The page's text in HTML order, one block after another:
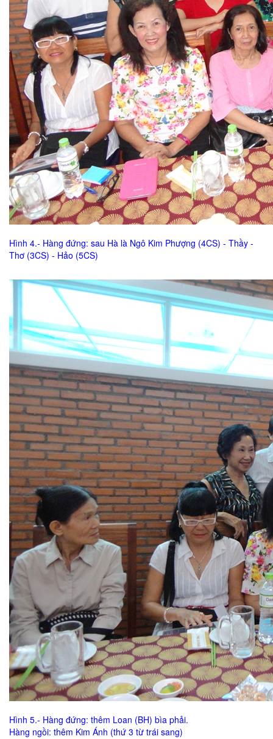
Hình 4.- Hàng đứng: sau Hà là Ngô Kim Phượng (4CS) - Thầy -
Thơ (3CS) - Hảo (5CS)
Hình 5.- Hàng đứng: thêm Loan (BH) bìa phải.
Hàng ngồi: thêm Kim Ánh (thứ 3 từ trái sang)